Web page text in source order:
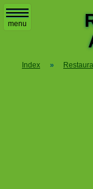
menu
Index »